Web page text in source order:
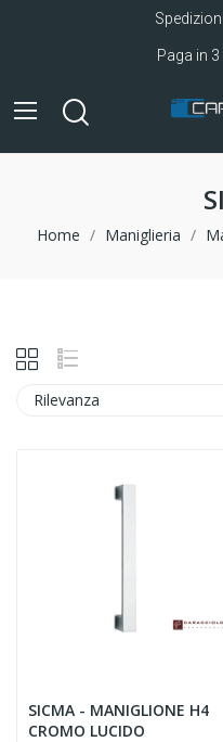
Paga in
Home Maniglieria
Rilevanza
SICMA - MANIGLIONE H4
CROMO LUCIDO